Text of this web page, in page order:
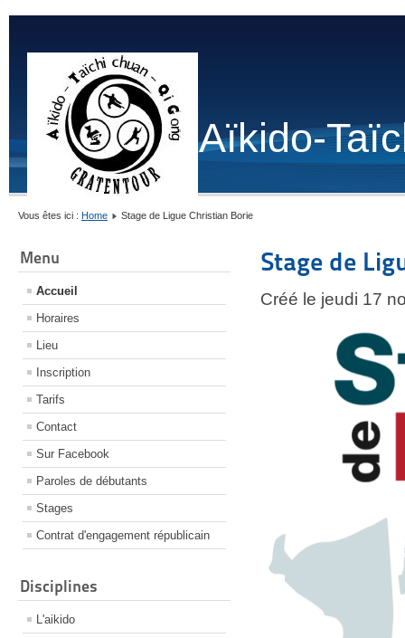
Aïkido-
Vous êtes ici : Home Stage de Ligue Christian Borie
Menu
Accueil
Horaires
Lieu
Inscription
Tarifs
Contact
Sur Facebook
Paroles de débutants
Stages
Contrat d'engagement républicain
Disciplines
L'aikido
Stage de
Créé le jeudi 17